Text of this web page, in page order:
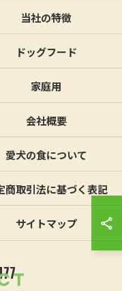
当社の特徴
ドッグフード
家庭用
会社概要
愛犬の食について
商取引法に基づく表記
サイトマップ